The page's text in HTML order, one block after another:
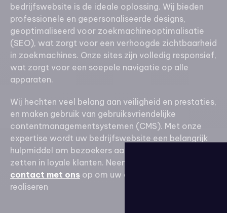
bedrijfswebsite is de ideale oplossing. Wij bieden
professionele en gepersonaliseerde designs,
geoptimaliseerd voor zoekmachineoptimalisatie
(SEO), wat zorgt voor een verhoogde zichtbaarheid
in zoekmachines. Onze sites zijn volledig responsief,
wat zorgt voor een soepele navigatie op alle
apparaten.
Wij hechten veel belang aan veiligheid en prestaties,
en maken gebruik van gebruiksvriendelijke
contentmanagementsystemen (CMS). Met onze
expertise wordt uw bedrijfswebsite een belangrijk
hulpmiddel om bezoekers aan te trekken en om te
zetten in loyale klanten. Neem vandaag nog
contact met ons op om uw digitale project te
realiseren